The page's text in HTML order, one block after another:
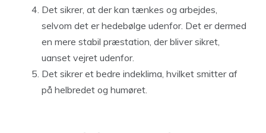
Det sikrer, at der kan tænkes og arbejdes,
selvom det er hedebølge udenfor. Det er dermed
en mere stabil præstation, der bliver sikret,
uanset vejret udenfor.
Det sikrer et bedre indeklima, hvilket smitter af
på helbredet og humøret.